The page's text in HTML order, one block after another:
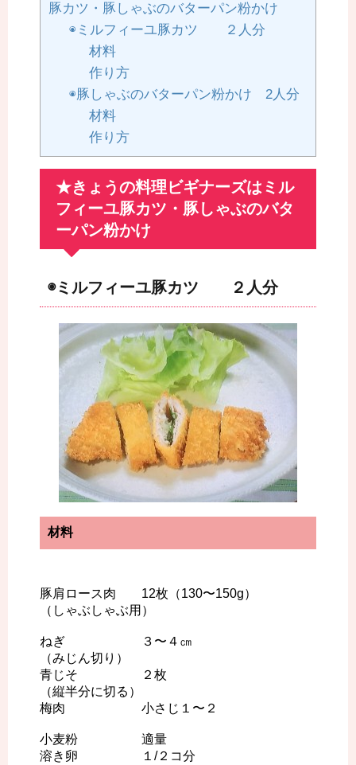
豚カツ・豚しゃぶのバターパン粉かけ
◉ミルフィーユ豚カツ ２人分
材料
作り方
◉豚しゃぶのバターパン粉かけ 2人分
材料
作り方
★きょうの料理ビギナーズはミル
フィーユ豚カツ・豚しゃぶのバタ
ーパン粉かけ
◉ミルフィーユ豚カツ ２人分
材料
豚肩ロース肉 12枚（130〜150g）
（しゃぶしゃぶ用）
ねぎ ３〜４㎝
（みじん切り）
青じそ ２枚
（縦半分に切る）
梅肉 小さじ１〜２
小麦粉 適量
溶き卵 １/２コ分